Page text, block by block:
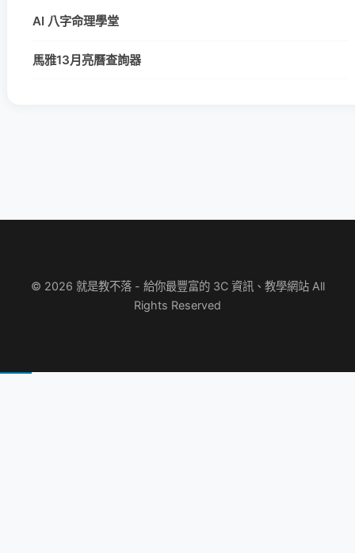
AI 八字命理學堂
馬雅13月亮曆查詢器
© 2026 就是教不落 - 給你最豐富的 3C 資訊、教學網站 All
Rights Reserved